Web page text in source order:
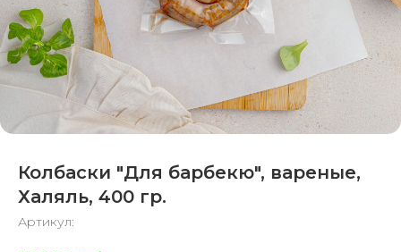
Колбаски "Для барбекю", вареные,
Халяль, 400 гр.
Артикул: